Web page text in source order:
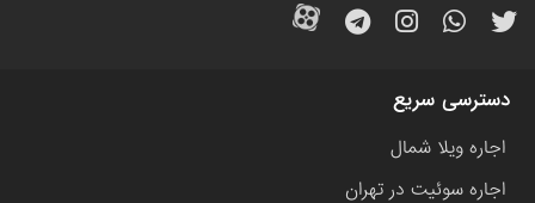
دسترسی سریع
اجاره ویلا شمال
اجاره سوئیت در تهران